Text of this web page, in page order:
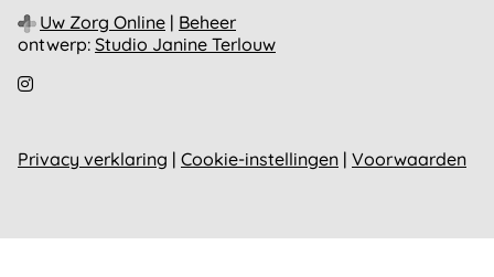
Uw Zorg Online | Beheer
ontwerp: Studio Janine Terlouw
Bezoek
pagina
Privacy verklaring | Cookie-instellingen | Voorwaarden